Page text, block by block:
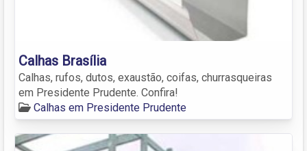
Calhas Brasília
Calhas, rufos, dutos, exaustão, coifas, churrasqueiras
em Presidente Prudente. Confira!
Calhas em Presidente Prudente